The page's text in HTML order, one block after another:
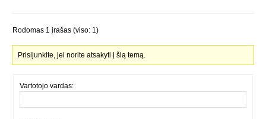
Rodomas 1 įrašas (viso: 1)
Prisijunkite, jei norite atsakyti į šią temą.
Vartotojo vardas: